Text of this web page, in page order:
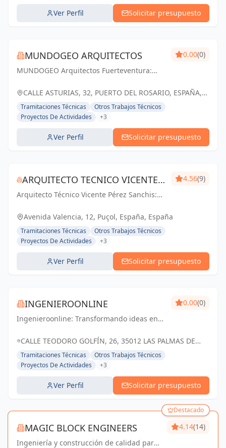
Ver Perfil Solicitar presupuesto
MUNDOGEO ARQUITECTOS
MUNDOGEO Arquitectos Fuerteventura:
que transforman tu entorno de manera
0.00(0)
CALLE ASTURIAS, 32, PUERTO DEL ROSARIO, ESPAÑA,
España
Tramitaciones Técnicas
Otros Trabajos Técnicos
Proyectos De Actividades
+3
Ver Perfil Solicitar presupuesto
ARQUITECTO TECNICO VICENTE
PÉREZ SANCHIS
Arquitecto Técnico Vicente Pérez Sanchis:
transformando ideas en realidad.
4.56(9)
Avenida Valencia, 12, Puçol, España, España
Tramitaciones Técnicas
Otros Trabajos Técnicos
Proyectos De Actividades
+3
Ver Perfil Solicitar presupuesto
INGENIEROONLINE
Ingenieroonline: Transformando ideas en
en Las Palmas de Gran Canaria.
0.00(0)
CALLE TEODORO GOLFÍN, 26, 35012 LAS PALMAS DE
GRAN CANARIA, LAS PALMAS, ESPAÑA, España
Tramitaciones Técnicas
Otros Trabajos Técnicos
Proyectos De Actividades
+3
Ver Perfil Solicitar presupuesto
Destacado
MAGIC BLOCK ENGINEERS
Ingeniería y construcción de calidad para
4.14(14)